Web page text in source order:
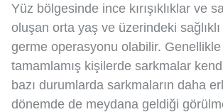
Yüz bölgesinde ince kırışıklıklar ve
oluşan orta yaş ve üzerindeki
germe operasyonu olabilir. Genellikle
tamamlamış kişilerde sarkmalar
bazı durumlarda sarkmaların daha
dönemde de meydana geldiği